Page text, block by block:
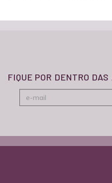
FIQUE POR DENTRO